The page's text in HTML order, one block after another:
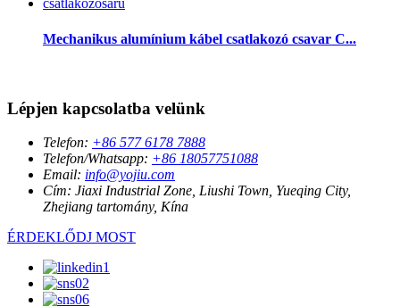
Mechanikus alumínium kábel csatlakozó csavar C...
Lépjen kapcsolatba velünk
Telefon: +86 577 6178 7888
Telefon/Whatsapp: +86 18057751088
Email: info@yojiu.com
Cím: Jiaxi Industrial Zone, Liushi Town, Yueqing City,
Zhejiang tartomány, Kína
ÉRDEKLŐDJ MOST